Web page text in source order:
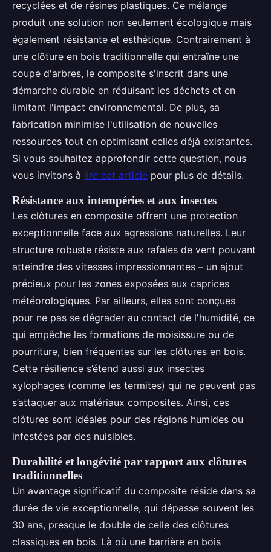
recyclées et de résines plastiques. Ce mélange
produit une solution non seulement écologique mais
également résistante et esthétique. Contrairement à
une clôture en bois traditionnelle qui entraîne une
coupe d'arbres, le composite s'inscrit dans une
démarche durable en réduisant les déchets et en
limitant l'impact environnemental. De plus, sa
fabrication minimise l'utilisation de nouvelles
ressources tout en optimisant celles déjà existantes.
Si vous souhaitez approfondir cette question, nous
vous invitons à lire cet article pour plus de détails.
Résistance aux intempéries et aux insectes
Les clôtures en composite offrent une protection
exceptionnelle face aux agressions naturelles. Leur
structure robuste résiste aux rafales de vent pouvant
atteindre des vitesses impressionnantes – un ajout
précieux pour les zones exposées aux caprices
météorologiques. Par ailleurs, elles sont conçues
pour ne pas se dégrader au contact de l'humidité, ce
qui empêche les formations de moisissure ou de
pourriture, bien fréquentes sur les clôtures en bois.
Cette résilience s’étend aussi aux insectes
xylophages (comme les termites) qui ne peuvent pas
s’attaquer aux matériaux composites. Ainsi, ces
clôtures sont idéales pour des régions humides ou
infestées par des nuisibles.
Durabilité et longévité par rapport aux clôtures
traditionnelles
Un avantage significatif du composite réside dans sa
durée de vie exceptionnelle, qui dépasse souvent les
30 ans, presque le double de celle des clôtures
classiques en bois. Là où une barrière en bois